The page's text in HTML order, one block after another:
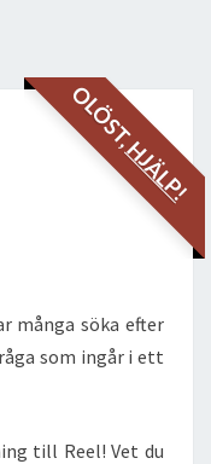
OLÖST,
HJÄLP!
många söka efter
som ingår i ett
till Reel! Vet du